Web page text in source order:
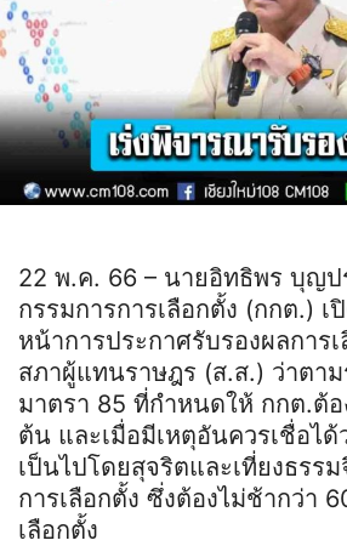
22 พ.ค. 66 – นายอิทธิพร บุญป
กรรมการการเลือกตั้ง (กกต.) เ
หน้าการประกาศรับรองผลการ
สภาผู้แทนราษฎร (ส.ส.) ว่าตา
มาตรา 85 ที่กำหนดให้ กกต.ต้อ
ต้น และเมื่อมีเหตุอันควรเชื่อได้
เป็นไปโดยสุจริตและเที่ยงธรร
การเลือกตั้ง ซึ่งต้องไม่ช้ากว่า
เลือกตั้ง